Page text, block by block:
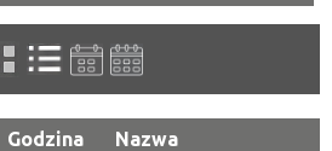
ten
Godzina Nazwa